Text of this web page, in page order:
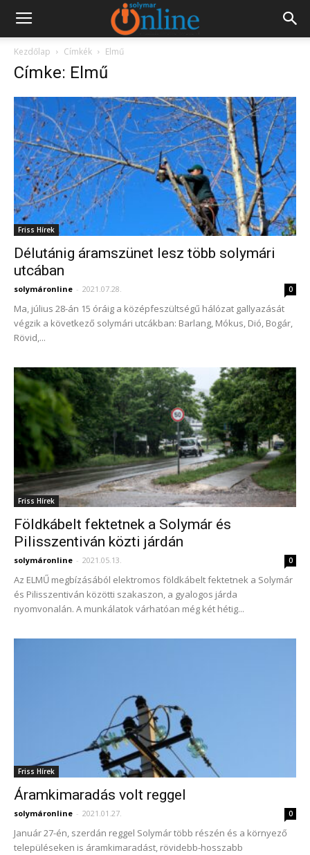
Kezdőlap Címkék Elmű
Címke: Elmű
Friss Hírek
Délutánig áramszünet lesz több solymári
utcában
solymáronline - 2021.07.28. 0
Ma, július 28-án 15 óráig a középfeszültségű hálózat gallyazását
végzik a következő solymári utcákban: Barlang, Mókus, Dió, Bogár,
Rövid,...
Friss Hírek
Földkábelt fektetnek a Solymár és
Pilisszentiván közti járdán
solymáronline - 2021.05.13. 0
Az ELMŰ megbízásából elektromos földkábelt fektetnek a Solymár
és Pilisszentiván közötti szakaszon, a gyalogos járda
nyomvonalán. A munkálatok várhatóan még két hétig...
Friss Hírek
Áramkimaradás volt reggel
solymáronline - 2021.01.27. 0
Január 27-én, szerdán reggel Solymár több részén és a környező
településeken is áramkimaradást, rövidebb-hosszabb